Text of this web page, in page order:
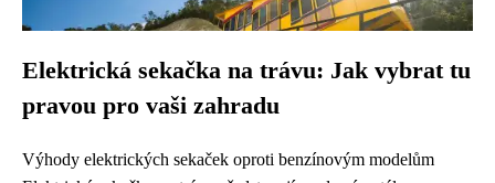
Elektrická sekačka na trávu: Jak vybrat tu
pravou pro vaši zahradu
Výhody elektrických sekaček oproti benzínovým modelům